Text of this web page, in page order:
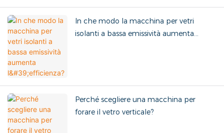
In che modo la macchina per vetri
isolanti a bassa emissività aumenta
Perché scegliere una macchina per
forare il vetro verticale?